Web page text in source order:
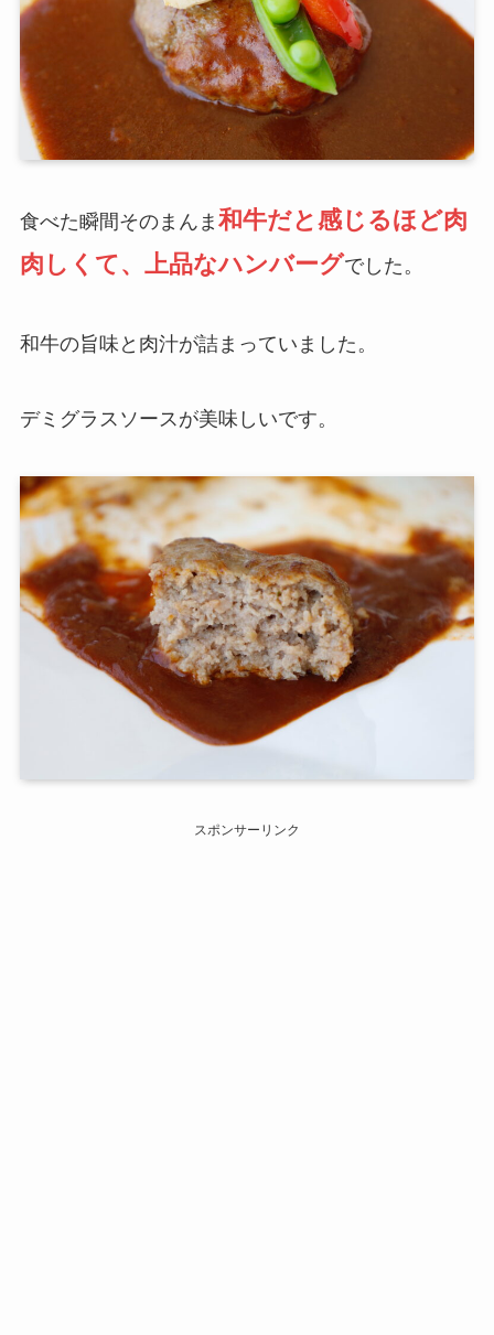
食べた瞬間そのまんま 和牛だと感じるほど肉
肉しくて、上品なハンバーグでした。
和牛の旨味と肉汁が詰まっていました。
デミグラスソースが美味しいです。
スポンサーリンク